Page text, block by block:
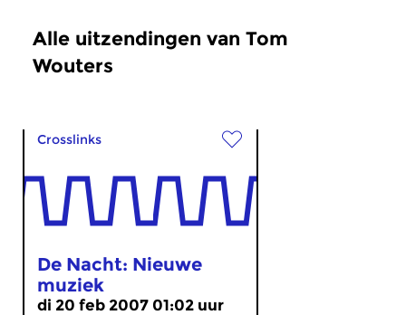
Alle uitzendingen van Tom
Wouters
Crosslinks
De Nacht: Nieuwe
muziek
di 20 feb 2007 01:02 uur